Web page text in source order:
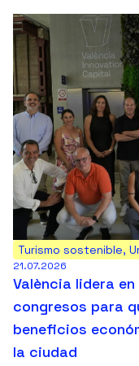
Turismo sostenible,
21.07.2026
València lidera
congresos para
beneficios
la ciudad